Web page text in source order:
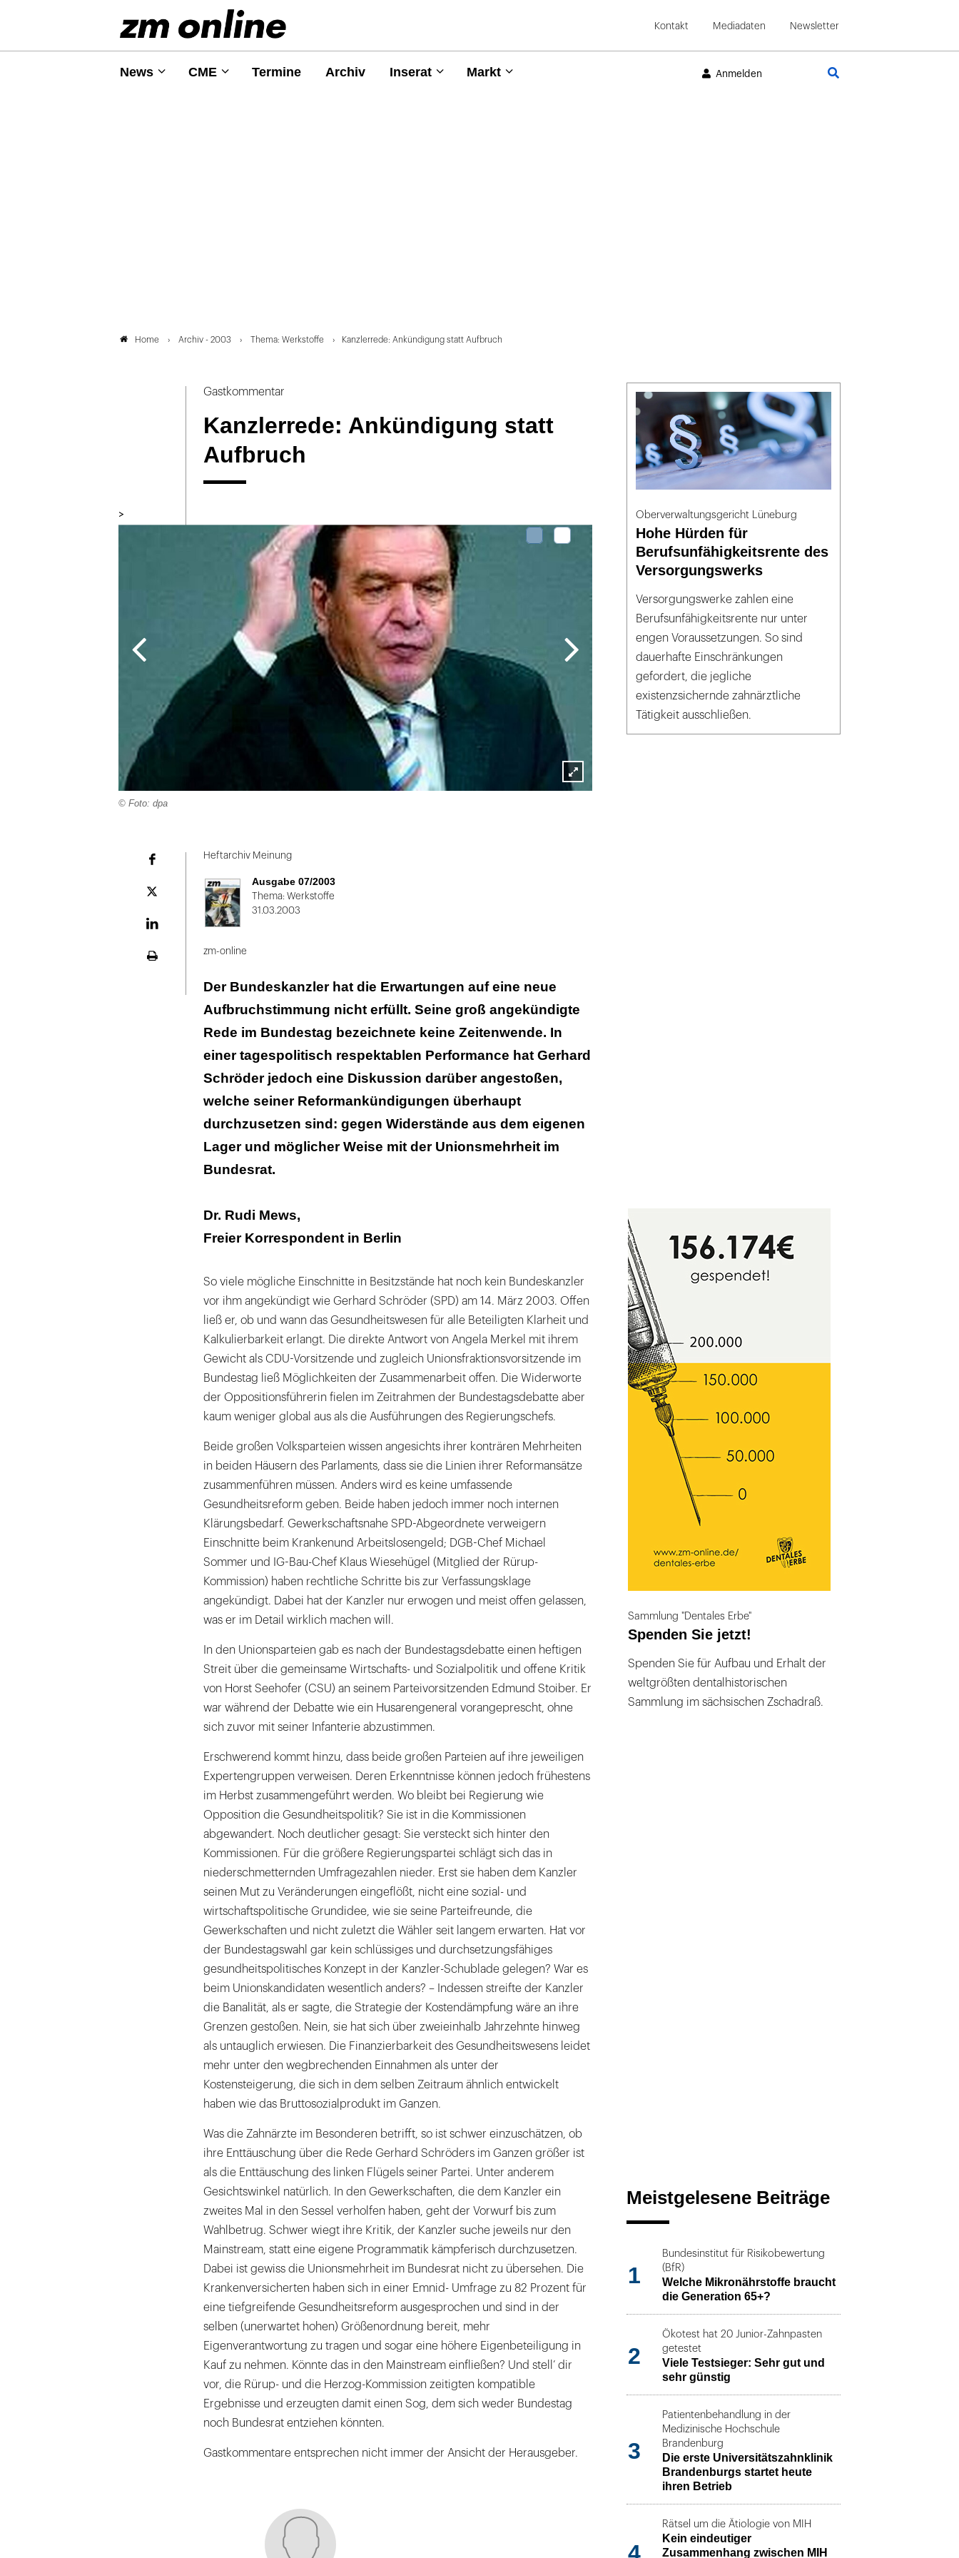
Kontakt Mediadaten Newsletter
News CME Termine Archiv Inserat Markt Anmelden
Home Archiv - 2003 Thema: Werkstoffe Kanzlerrede: Ankündigung statt Aufbruch
Gastkommentar
Kanzlerrede: Ankündigung statt
Aufbruch
>
Lightbox
© Foto: dpa
Plattform
Heftarchiv Meinung
Ausgabe 07/2003
Thema: Werkstoffe
31.03.2003
zm-online
Der Bundeskanzler hat die Erwartungen auf eine neue
Aufbruchstimmung nicht erfüllt. Seine groß angekündigte
Rede im Bundestag bezeichnete keine Zeitenwende. In
einer tagespolitisch respektablen Performance hat Gerhard
Schröder jedoch eine Diskussion darüber angestoßen,
welche seiner Reformankündigungen überhaupt
durchzusetzen sind: gegen Widerstände aus dem eigenen
Lager und möglicher Weise mit der Unionsmehrheit im
Bundesrat.
Dr. Rudi Mews,
Freier Korrespondent in Berlin
So viele mögliche Einschnitte in Besitzstände hat noch kein Bundeskanzler
vor ihm angekündigt wie Gerhard Schröder (SPD) am 14. März 2003. Offen
ließ er, ob und wann das Gesundheitswesen für alle Beteiligten Klarheit und
Kalkulierbarkeit erlangt. Die direkte Antwort von Angela Merkel mit ihrem
Gewicht als CDU-Vorsitzende und zugleich Unionsfraktionsvorsitzende im
Bundestag ließ Möglichkeiten der Zusammenarbeit offen. Die Widerworte
der Oppositionsführerin fielen im Zeitrahmen der Bundestagsdebatte aber
kaum weniger global aus als die Ausführungen des Regierungschefs.
Beide großen Volksparteien wissen angesichts ihrer konträren Mehrheiten
in beiden Häusern des Parlaments, dass sie die Linien ihrer Reformansätze
zusammenführen müssen. Anders wird es keine umfassende
Gesundheitsreform geben. Beide haben jedoch immer noch internen
Klärungsbedarf. Gewerkschaftsnahe SPD-Abgeordnete verweigern
Einschnitte beim Krankenund Arbeitslosengeld; DGB-Chef Michael
Sommer und IG-Bau-Chef Klaus Wiesehügel (Mitglied der Rürup-
Kommission) haben rechtliche Schritte bis zur Verfassungsklage
angekündigt. Dabei hat der Kanzler nur erwogen und meist offen gelassen,
was er im Detail wirklich machen will.
In den Unionsparteien gab es nach der Bundestagsdebatte einen heftigen
Streit über die gemeinsame Wirtschafts- und Sozialpolitik und offene Kritik
von Horst Seehofer (CSU) an seinem Parteivorsitzenden Edmund Stoiber. Er
war während der Debatte wie ein Husarengeneral vorangeprescht, ohne
sich zuvor mit seiner Infanterie abzustimmen.
Erschwerend kommt hinzu, dass beide großen Parteien auf ihre jeweiligen
Expertengruppen verweisen. Deren Erkenntnisse können jedoch frühestens
im Herbst zusammengeführt werden. Wo bleibt bei Regierung wie
Opposition die Gesundheitspolitik? Sie ist in die Kommissionen
abgewandert. Noch deutlicher gesagt: Sie versteckt sich hinter den
Kommissionen. Für die größere Regierungspartei schlägt sich das in
niederschmetternden Umfragezahlen nieder. Erst sie haben dem Kanzler
seinen Mut zu Veränderungen eingeflößt, nicht eine sozial- und
wirtschaftspolitische Grundidee, wie sie seine Parteifreunde, die
Gewerkschaften und nicht zuletzt die Wähler seit langem erwarten. Hat vor
der Bundestagswahl gar kein schlüssiges und durchsetzungsfähiges
gesundheitspolitisches Konzept in der Kanzler-Schublade gelegen? War es
beim Unionskandidaten wesentlich anders? – Indessen streifte der Kanzler
die Banalität, als er sagte, die Strategie der Kostendämpfung wäre an ihre
Grenzen gestoßen. Nein, sie hat sich über zweieinhalb Jahrzehnte hinweg
als untauglich erwiesen. Die Finanzierbarkeit des Gesundheitswesens leidet
mehr unter den wegbrechenden Einnahmen als unter der
Kostensteigerung, die sich in dem selben Zeitraum ähnlich entwickelt
haben wie das Bruttosozialprodukt im Ganzen.
Was die Zahnärzte im Besonderen betrifft, so ist schwer einzuschätzen, ob
ihre Enttäuschung über die Rede Gerhard Schröders im Ganzen größer ist
als die Enttäuschung des linken Flügels seiner Partei. Unter anderem
Gesichtswinkel natürlich. In den Gewerkschaften, die dem Kanzler ein
zweites Mal in den Sessel verholfen haben, geht der Vorwurf bis zum
Wahlbetrug. Schwer wiegt ihre Kritik, der Kanzler suche jeweils nur den
Mainstream, statt eine eigene Programmatik kämpferisch durchzusetzen.
Dabei ist gewiss die Unionsmehrheit im Bundesrat nicht zu übersehen. Die
Krankenversicherten haben sich in einer Emnid- Umfrage zu 82 Prozent für
eine tiefgreifende Gesundheitsreform ausgesprochen und sind in der
selben (unerwartet hohen) Größenordnung bereit, mehr
Eigenverantwortung zu tragen und sogar eine höhere Eigenbeteiligung in
Kauf zu nehmen. Könnte das in den Mainstream einfließen? Und stell’ dir
vor, die Rürup- und die Herzog-Kommission zeitigten kompatible
Ergebnisse und erzeugten damit einen Sog, dem sich weder Bundestag
noch Bundesrat entziehen könnten.
Gastkommentare entsprechen nicht immer der Ansicht der Herausgeber.
Oberverwaltungsgericht Lüneburg
Hohe Hürden für
Berufsunfähigkeitsrente des
Versorgungswerks
Versorgungswerke zahlen eine
Berufsunfähigkeitsrente nur unter
engen Voraussetzungen. So sind
dauerhafte Einschränkungen
gefordert, die jegliche
existenzsichernde zahnärztliche
Tätigkeit ausschließen.
Sammlung "Dentales Erbe"
Spenden Sie jetzt!
Spenden Sie für Aufbau und Erhalt der
weltgrößten dentalhistorischen
Sammlung im sächsischen Zschadraß.
Meistgelesene Beiträge
1
Bundesinstitut für Risikobewertung
(BfR)
Welche Mikronährstoffe braucht
die Generation 65+?
2
Ökotest hat 20 Junior-Zahnpasten
getestet
Viele Testsieger: Sehr gut und
sehr günstig
3
Patientenbehandlung in der
Medizinische Hochschule
Brandenburg
Die erste Universitätszahnklinik
Brandenburgs startet heute
ihren Betrieb
4
Rätsel um die Ätiologie von MIH
Kein eindeutiger
Zusammenhang zwischen MIH